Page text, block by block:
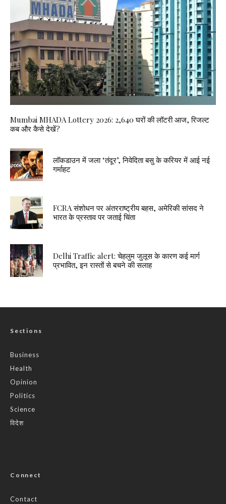
Mumbai MHADA Lottery 2026: 2,640 घरों की लॉटरी आज, रिजल्ट
कब और कैसे देखें?
लॉकडाउन में जला ‘तंदूर’, निवेदिता बसु के करियर में आई नई
गर्माहट
FCRA संशोधन पर अंतरराष्ट्रीय बहस, अमेरिकी सांसद ने
भारत के प्रस्ताव पर जताई चिंता
Delhi Traffic alert: चेहलुम जुलूस के कारण कई मार्ग
प्रभावित, इन रास्तों से बचने की सलाह
Sections
Business
Health
Opinion
Politics
Science
विदेश
Connect
Contact